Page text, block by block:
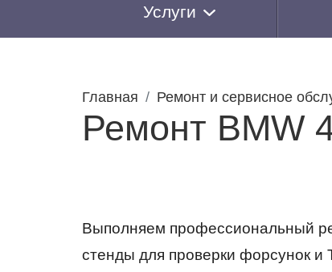
Услуги
Главная Ремонт и сервисное
Ремонт BMW
Выполняем профессиональный
стенды для проверки форсунок